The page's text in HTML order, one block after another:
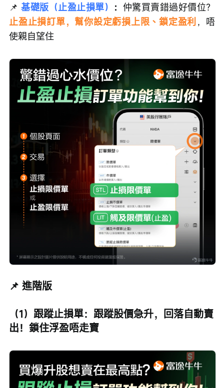
📌 基礎版（止盈止損單） ： 仲驚買賣錯過好價位？
止盈止損訂單，幫你設定虧損上限、鎖定盈利 ，唔
使親自望住
📌 進階版
（1）跟蹤止損單：跟蹤股價急升，回落自動賣
出！鎖住浮盈唔走寶